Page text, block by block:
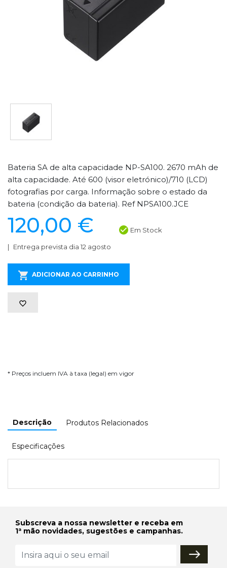
Bateria SA de alta capacidade NP-SA100. 2670 mAh de
alta capacidade. Até 600 (visor eletrónico)/710 (LCD)
fotografias por carga. Informação sobre o estado da
bateria (condição da bateria). Ref NPSA100.JCE
120,00 € Em Stock
Entrega prevista dia 12 agosto
ADICIONAR AO CARRINHO
* Preços incluem IVA à taxa (legal) em vigor
Descrição Produtos Relacionados
Especificações
Subscreva a nossa newsletter e receba em
1ª mão novidades, sugestões e campanhas.